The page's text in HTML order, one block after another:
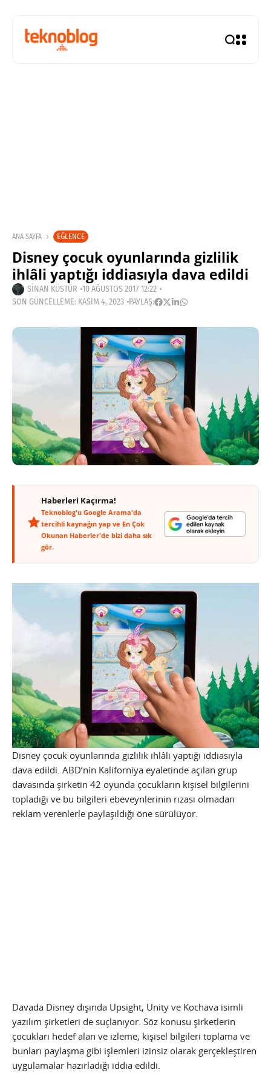
ANA SAYFA EĞLENCE
Disney çocuk oyunlarında gizlilik
ihlâli yaptığı iddiasıyla dava edildi
SINAN KÜSTÜR 10 AĞUSTOS 2017 12:22
SON GÜNCELLEME: KASIM 4, 2023 PAYLAŞ:
Haberleri Kaçırma!
Teknoblog'u Google Arama'da
tercihli kaynağın yap ve En Çok
Okunan Haberler'de bizi daha sık
gör.
Disney çocuk oyunlarında gizlilik ihlâli yaptığı iddiasıyla
dava edildi. ABD’nin Kaliforniya eyaletinde açılan grup
davasında şirketin 42 oyunda çocukların kişisel bilgilerini
topladığı ve bu bilgileri ebeveynlerinin rızası olmadan
reklam verenlerle paylaşıldığı öne sürülüyor.
Davada Disney dışında Upsight, Unity ve Kochava isimli
yazılım şirketleri de suçlanıyor. Söz konusu şirketlerin
çocukları hedef alan ve izleme, kişisel bilgileri toplama ve
bunları paylaşma gibi işlemleri izinsiz olarak gerçekleştiren
uygulamalar hazırladığı iddia edildi.